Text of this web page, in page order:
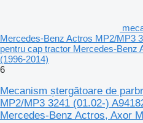
Mercedes-Benz Actros MP2/MP3
pentru cap tractor Mercedes-Benz
(1996-2014)
6
Mecanism ștergătoare de
MP2/MP3 3241 (01.02-)
Mercedes-Benz Actros, Axor